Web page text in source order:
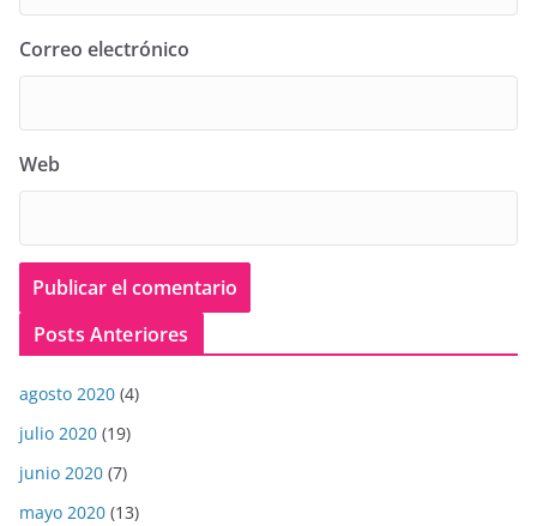
Correo electrónico
Web
Posts Anteriores
agosto 2020 (4)
julio 2020 (19)
junio 2020 (7)
mayo 2020 (13)